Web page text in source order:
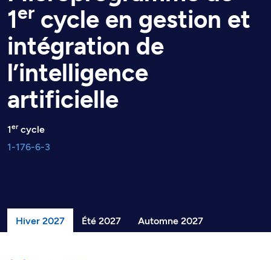
1er cycle en gestion et
intégration de
l’intelligence
artificielle
1ercycle
1-176-6-3
Hiver 2027 Été 2027 Automne 2027